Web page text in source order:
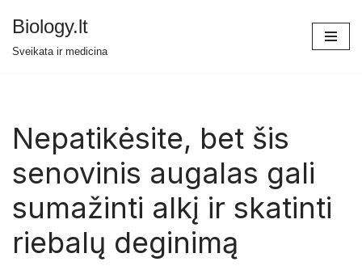
Biology.lt
Sveikata ir medicina
Nepatikėsite, bet šis
senovinis augalas gali
sumažinti alkį ir skatinti
riebalų deginimą